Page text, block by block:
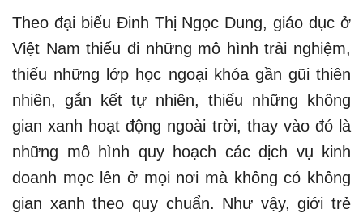
Theo đại biểu Đinh Thị Ngọc Dung, giáo dục ở
Việt Nam thiếu đi những mô hình trải nghiệm,
thiếu những lớp học ngoại khóa gần gũi thiên
nhiên, gắn kết tự nhiên, thiếu những không
gian xanh hoạt động ngoài trời, thay vào đó là
những mô hình quy hoạch các dịch vụ kinh
doanh mọc lên ở mọi nơi mà không có không
gian xanh theo quy chuẩn. Như vậy, giới trẻ